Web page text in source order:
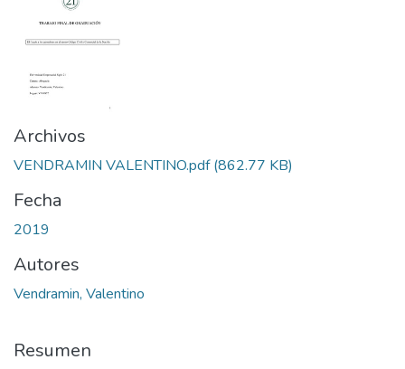
Archivos
VENDRAMIN VALENTINO.pdf(862.77 KB)
Fecha
2019
Autores
Vendramin, Valentino
Resumen